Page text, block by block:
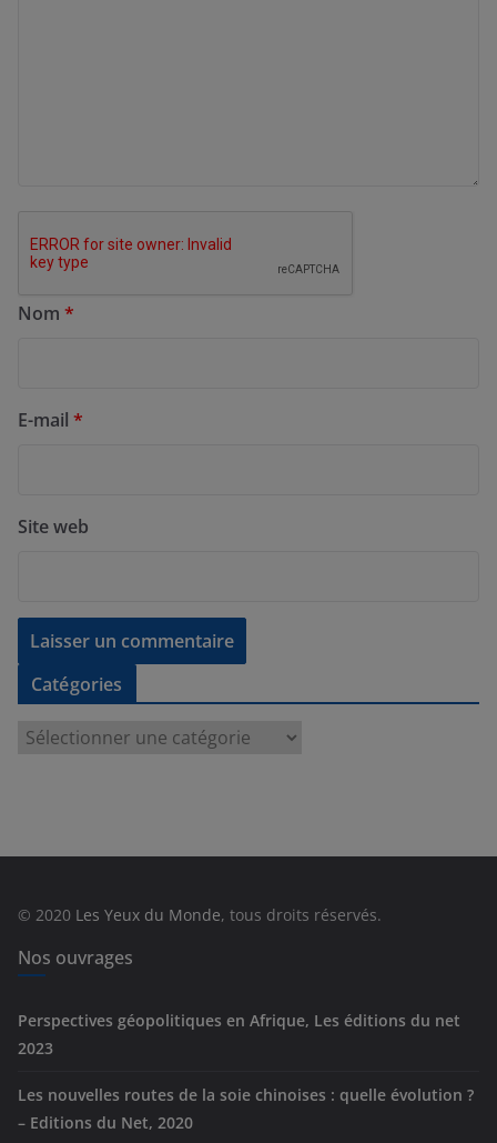
Nom *
E-mail *
Site web
Catégories
e
s
© 2020 Les Yeux du Monde, tous droits réservés.
Nos ouvrages
Perspectives géopolitiques en Afrique, Les éditions du net
2023
Les nouvelles routes de la soie chinoises : quelle évolution ?
– Editions du Net, 2020